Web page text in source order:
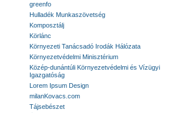
greenfo
Hulladék Munkaszövetség
Komposztálj
Körlánc
Környezeti Tanácsadó Irodák Hálózata
Környezetvédelmi Minisztérium
Közép-dunántúli Környezetvédelmi és Vízügyi
Igazgatóság
Lorem Ipsum Design
milanKovacs.com
Tájsebészet